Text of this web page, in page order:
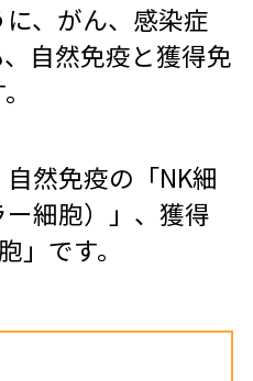
、がん、感染症
自然免疫と獲得免
然免疫の「NK細
細胞）」、獲得
」です。